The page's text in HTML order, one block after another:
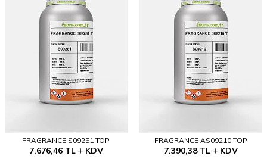
FRAGRANCE S09251 TOP
7.676,46TL KDV
FRAGRANCE AS09210 TOP
7.390,38TL KDV